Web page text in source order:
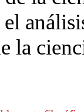
el
la